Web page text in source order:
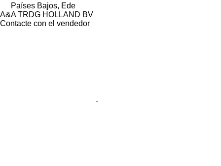
Países Bajos, Ede
A&A TRDG HOLLAND BV
Contacte con el vendedor